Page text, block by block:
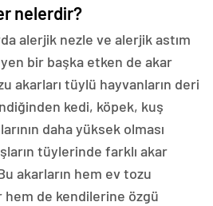
nelerdir?
alerjik nezle ve alerjik astım
bir başka etken de akar
akarları tüylü hayvanların deri
kedi, köpek, kuş
daha yüksek olması
tüylerinde farklı akar
akarların hem ev tozu
hem de kendilerine özgü